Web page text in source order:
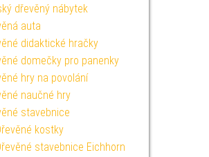
dřevěný nábytek
auta
didaktické hračky
domečky pro panenky
hry na povolání
naučné hry
stavebnice
kostky
stavebnice Eichhorn